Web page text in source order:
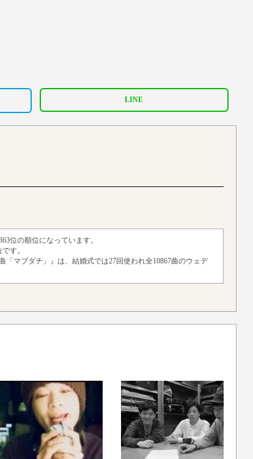
LINE
位の順位になっています。
す。
「マブダチ」』は、結婚式では27回使われ全10867曲のウェデ